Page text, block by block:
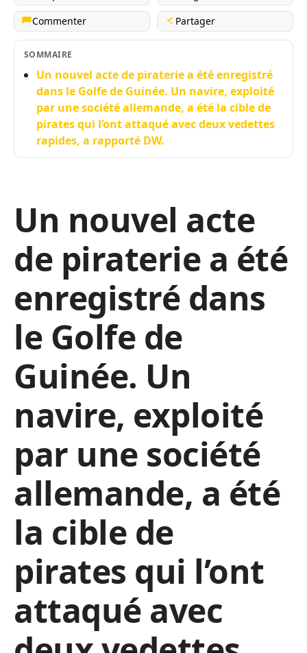
Commenter
Partager
SOMMAIRE
Un nouvel acte de piraterie a été enregistré
dans le Golfe de Guinée. Un navire, exploité
par une société allemande, a été la cible de
pirates qui l’ont attaqué avec deux vedettes
rapides, a rapporté DW.
Un nouvel acte
de piraterie a été
enregistré dans
le Golfe de
Guinée. Un
navire, exploité
par une société
allemande, a été
la cible de
pirates qui l’ont
attaqué avec